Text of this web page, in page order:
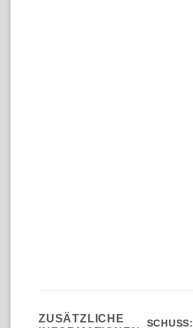
ZUSÄTZLICHE
SCHUSS: